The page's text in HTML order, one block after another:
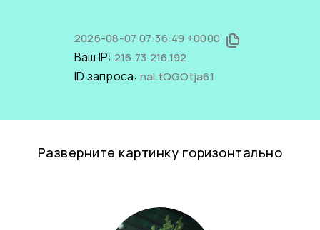
2026-08-07 07:36:49 +0000
Ваш IP: 216.73.216.192
ID запроса: naLtQGOtja61
Разверните картинку горизонтально